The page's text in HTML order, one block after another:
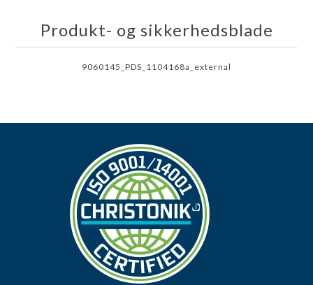
Produkt- og sikkerhedsblade
9060145_PDS_1104168a_external